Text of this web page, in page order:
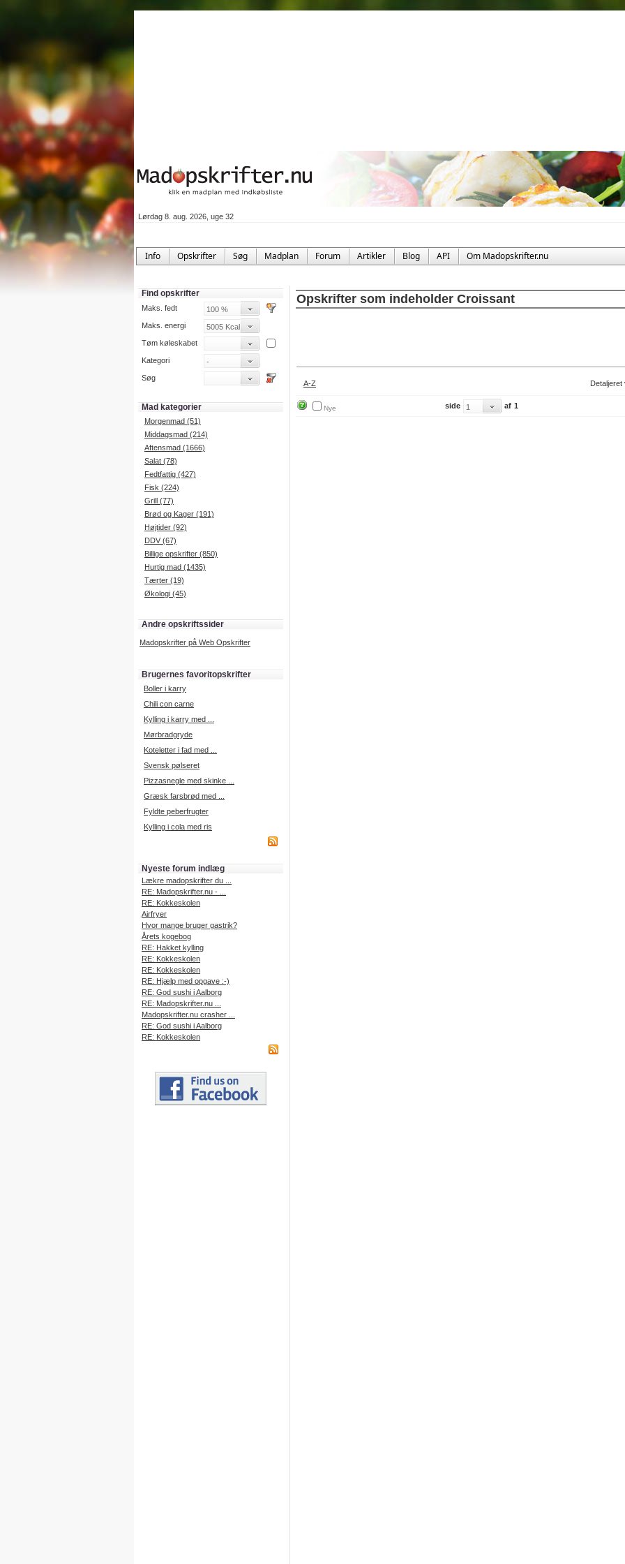
Lørdag 8. aug. 2026, uge 32
Info Opskrifter Søg Madplan Forum Artikler Blog API Om Madopskrifter.nu
Find opskrifter
Maks. fedt
Maks. energi
Tøm køleskabet
Kategori
Søg
Mad kategorier
Morgenmad (51)
Middagsmad (214)
Aftensmad (1666)
Salat (78)
Fedtfattig (427)
Fisk (224)
Grill (77)
Brød og Kager (191)
Højtider (92)
DDV (67)
Billige opskrifter (850)
Hurtig mad (1435)
Tærter (19)
Økologi (45)
Andre opskriftssider
Madopskrifter på Web Opskrifter
Brugernes favoritopskrifter
Boller i karry
Chili con carne
Kylling i karry med ...
Mørbradgryde
Koteletter i fad med ...
Svensk pølseret
Pizzasnegle med skinke ...
Græsk farsbrød med ...
Fyldte peberfrugter
Kylling i cola med ris
Nyeste forum indlæg
Lækre madopskrifter du ...
RE: Madopskrifter.nu - ...
RE: Kokkeskolen
Airfryer
Hvor mange bruger gastrik?
Årets kogebog
RE: Hakket kylling
RE: Kokkeskolen
RE: Kokkeskolen
RE: Hjælp med opgave :-)
RE: God sushi i Aalborg
RE: Madopskrifter.nu ...
Madopskrifter.nu crasher ...
RE: God sushi i Aalborg
RE: Kokkeskolen
Opskrifter som indeholder Croissant
A-Z Detaljeret
Nye side af 1